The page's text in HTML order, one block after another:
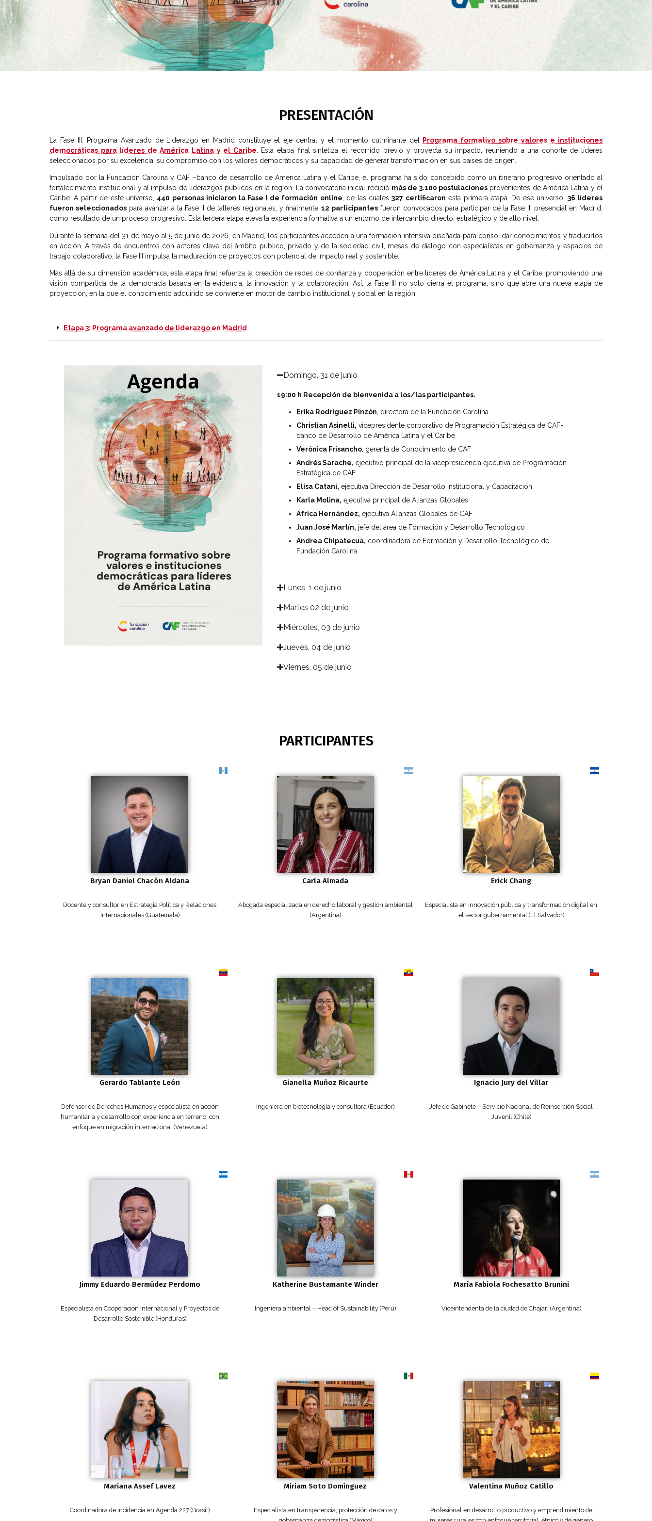
PRESENTACIÓN
La Fase III: Programa Avanzado de Liderazgo en Madrid constituye el eje central y el momento culminante del
Programa formativo sobre valores e instituciones
democráticas para líderes de América Latina y el Caribe . Esta etapa final sintetiza el recorrido previo y proyecta su impacto, reuniendo a una cohorte de líderes
seleccionados por su excelencia, su compromiso con los valores democráticos y su capacidad de generar transformación en sus países de origen.
Impulsado por la Fundación Carolina y CAF –banco de desarrollo de América Latina y el Caribe, el programa ha sido concebido como un itinerario progresivo orientado al
fortalecimiento institucional y al impulso de liderazgos públicos en la región. La convocatoria inicial recibió más de 3.100 postulaciones provenientes de América Latina y el
Caribe. A partir de este universo, 440 personas iniciaron la Fase I de formación online, de las cuales327 certificaron esta primera etapa. De ese universo, 36 líderes
fueron seleccionados para avanzar a la Fase II de talleres regionales, y finalmente 12 participantesfueron convocados para participar de la Fase III presencial en Madrid,
como resultado de un proceso progresivo. Esta tercera etapa eleva la experiencia formativa a un entorno de intercambio directo, estratégico y de alto nivel.
Durante la semana del 31 de mayo al 5 de junio de 2026, en Madrid, los participantes acceden a una formación intensiva diseñada para consolidar conocimientos y traducirlos
en acción. A través de encuentros con actores clave del ámbito público, privado y de la sociedad civil, mesas de diálogo con especialistas en gobernanza y espacios de
trabajo colaborativo, la Fase III impulsa la maduración de proyectos con potencial de impacto real y sostenible.
Más allá de su dimensión académica, esta etapa final refuerza la creación de redes de confianza y cooperación entre líderes de América Latina y el Caribe, promoviendo una
visión compartida de la democracia basada en la evidencia, la innovación y la colaboración. Así, la Fase III no solo cierra el programa, sino que abre una nueva etapa de
proyección, en la que el conocimiento adquirido se convierte en motor de cambio institucional y social en la región.
Etapa 3: Programa avanzado de liderazgo en Madrid
Domingo, 31 de junio​
19:00 h Recepción de bienvenida a los/las participantes.
Erika Rodriguez Pinzón , directora de la Fundación Carolina
Christian Asinelli, vicepresidente corporativo de Programación Estratégica de CAF-
banco de Desarrollo de América Latina y el Caribe
Verónica Frisancho , gerenta de Conocimiento de CAF
Andrés Sarache, ejecutivo principal de la vicepresidencia ejecutiva de Programación
Estratégica de CAF
Elisa Catani, ejecutiva Dirección de Desarrollo Institucional y Capacitación
Karla Molina, ejecutiva principal de Alianzas Globales
África Hernández, ejecutiva Alianzas Globales de CAF
Juan José Martín, jefe del área de Formación y Desarrollo Tecnológico
Andrea Chipatecua, coordinadora de Formación y Desarrollo Tecnológico de
Fundación Carolina
Lunes, 1 de junio​
Martes 02 de junio​
Miércoles, 03 de junio​
Jueves, 04 de junio​
Viernes, 05 de junio​
PARTICIPANTES
Bryan Daniel Chacón Aldana
Docente y consultor en Estrategia Política y Relaciones
Internacionales (Guatemala)
Carla Almada
Abogada especializada en derecho laboral y gestión ambiental
(Argentina)
Erick Chang
Especialista en innovación pública y transformación digital en
el sector gubernamental (El Salvador)
Gerardo Tablante León
Defensor de Derechos Humanos y especialista en acción
humanitaria y desarrollo con experiencia en terreno, con
enfoque en migración internacional (Venezuela)
Gianella Muñoz Ricaurte
Ingeniera en biotecnología y consultora (Ecuador)
Ignacio Jury del Villar
Jefe de Gabinete – Servicio Nacional de Reinserción Social
Juvenil (Chile)
Jimmy Eduardo Bermúdez Perdomo
Especialista en Cooperación Internacional y Proyectos de
Desarrollo Sostenible (Honduras)
Katherine Bustamante Winder
Ingeniera ambiental – Head of Sustainability (Perú)
María Fabiola Fochesatto Brunini
Viceintendenta de la ciudad de Chajarí (Argentina)
Mariana Assef Lavez
Coordinadora de incidencia en Agenda 227 (Brasil)
Miriam Soto Domínguez
Especialista en transparencia, protección de datos y
Valentina Muñoz Catillo
Profesional en desarrollo productivo y emprendimiento de